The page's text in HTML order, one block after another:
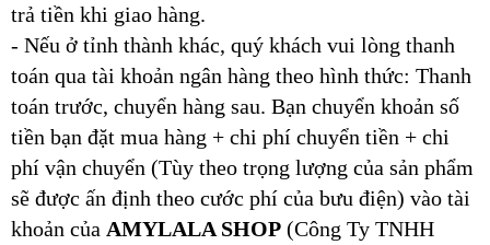
trả tiền khi giao hàng.
- Nếu ở tỉnh thành khác, quý khách vui lòng thanh
toán qua tài khoản ngân hàng theo hình thức: Thanh
toán trước, chuyển hàng sau. Bạn chuyển khoản số
tiền bạn đặt mua hàng + chi phí chuyển tiền + chi
phí vận chuyển (Tùy theo trọng lượng của sản phẩm
sẽ được ấn định theo cước phí của bưu điện) vào tài
khoản của AMYLALA SHOP (Công Ty TNHH